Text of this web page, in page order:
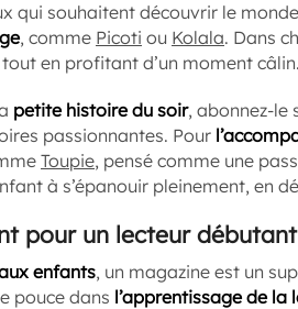
qui souhaitent découvrir le
, comme Picoti ou Kolala. Dans
en profitant d’un moment câlin.
petite histoire du soir, abonnez-le
passionnantes. Pour
Toupie, pensé comme une
à s’épanouir pleinement, en
pour un lecteur débutant
enfants, un magazine est un
pouce dans l’apprentissage de la